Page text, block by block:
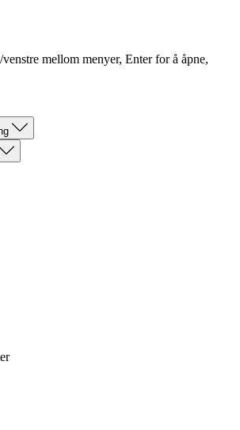
mellom menyer, Enter for å åpne,